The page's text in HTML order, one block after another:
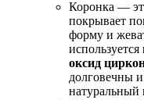
Коронка —
покрывает
форму и
используется
оксид
долговечны
натуральный